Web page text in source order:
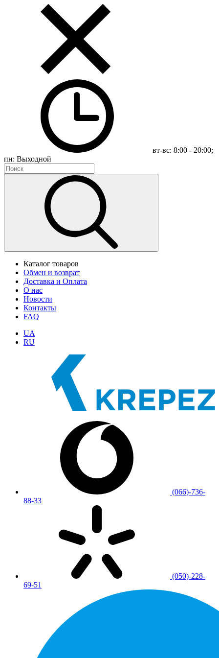
вт-вс: 8:00 - 20:00;
пн: Выходной
Каталог товаров
Обмен и возврат
Доставка и Оплата
О нас
Новости
Контакты
FAQ
UA
RU
(066)-736-
88-33
(050)-228-
69-51